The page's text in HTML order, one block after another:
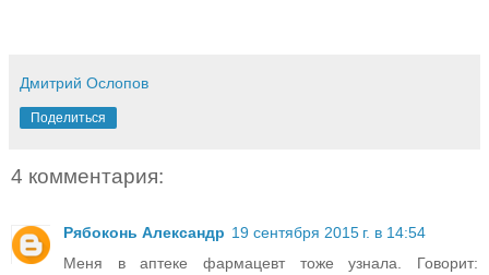
Дмитрий Ослопов
Поделиться
4 комментария:
Рябоконь Александр 19 сентября 2015 г. в 14:54
Меня в аптеке фармацевт тоже узнала. Говорит: